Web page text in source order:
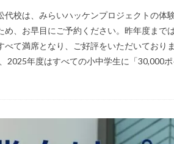
校は、みらいハッケンプロジェクトの体
め、お早目にご予約ください。昨年度まで
べて満席となり、ご好評をいただいてお
2025年度はすべての小中学生に「30,000